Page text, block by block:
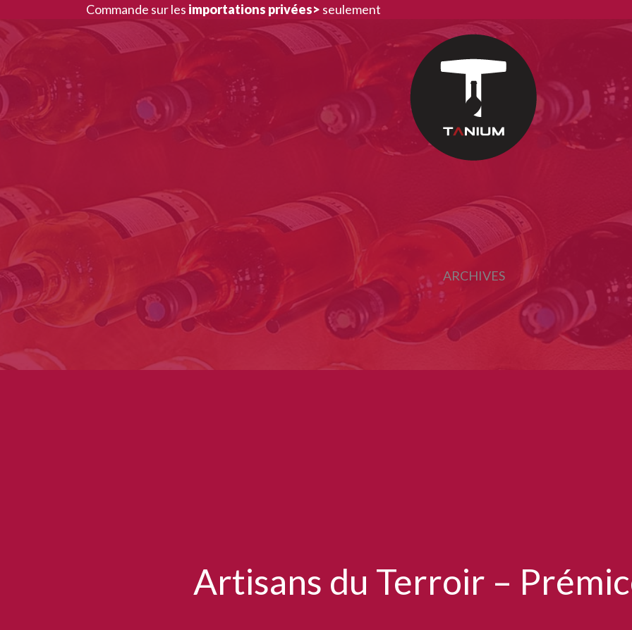
au
contenu
Commande sur les importations privées> seulement
ARCHIVES
Artisans du Terroir –